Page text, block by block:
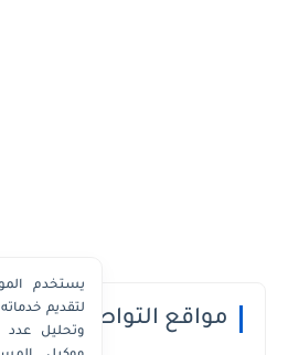
مواقع التواصل
يستخدم
وتحليل عدد